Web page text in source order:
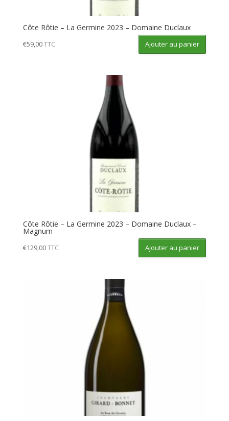
Côte Rôtie – La Germine 2023 – Domaine Duclaux
€59,00TTC Ajouter au panier
Côte Rôtie – La Germine 2023 – Domaine Duclaux –
Magnum
€129,00TTC Ajouter au panier